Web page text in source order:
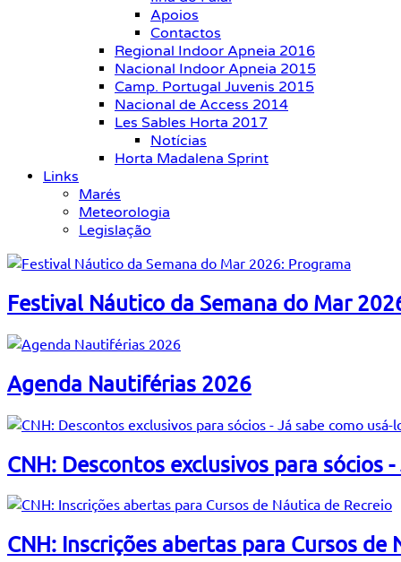
Apoios
Contactos
Regional Indoor Apneia 2016
Nacional Indoor Apneia 2015
Camp. Portugal Juvenis 2015
Nacional de Access 2014
Les Sables Horta 2017
Notícias
Horta Madalena Sprint
Links
Marés
Meteorologia
Legislação
Festival Náutico da Semana do Mar
Agenda Nautiférias 2026
CNH: Descontos exclusivos para sócios
CNH: Inscrições abertas para Cursos de